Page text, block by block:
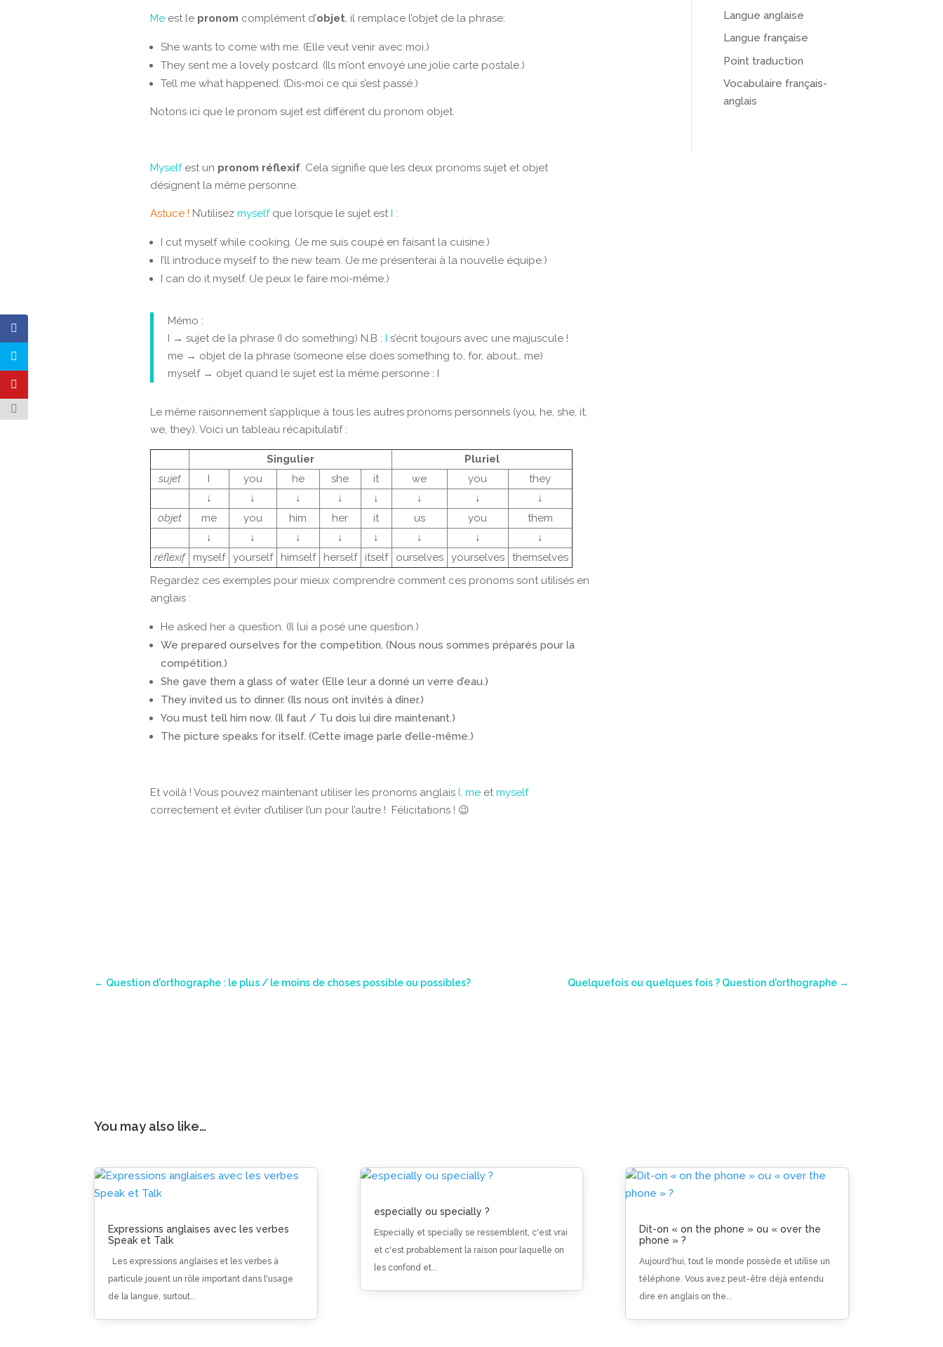
Meest le pronom complément d’objet, il remplace l’objet de la phrase:
She wants to come with me. (Elle veut venir avec moi.)
They sent me a lovely postcard. (Ils m’ont envoyé une jolie carte postale.)
Tell me what happened. (Dis-moi ce qui s’est passé.)
Notons ici que le pronom sujet est différent du pronom objet.
Myselfest un pronom réflexif. Cela signifie que les deux pronoms sujet et objet
désignent la même personne.
Astuce ! N’utilisez myselfque lorsque le sujet est I :
I cut myself while cooking. (Je me suis coupé en faisant la cuisine.)
I’ll introduce myself to the new team. (Je me présenterai à la nouvelle équipe.)
I can do it myself. (Je peux le faire moi-même.)
Mémo :
I → sujet de la phrase (I do something) N.B : I s’écrit toujours avec une majuscule !
me → objet de la phrase (someone else does something to, for, about… me)
myself → objet quand le sujet est la même personne : I
Le même raisonnement s’applique à tous les autres pronoms personnels (you, he, she, it,
we, they). Voici un tableau récapitulatif :
Singulier
Pluriel
sujet
I you he she it we you
they
↓
↓ ↓ ↓ ↓ ↓ ↓
↓
objet
me you him her it us you
them
↓
↓ ↓ ↓ ↓ ↓ ↓
↓
réflexif myself yourself himself herself itself ourselves yourselves
themselves
Regardez ces exemples pour mieux comprendre comment ces pronoms sont utilisés en
anglais :
He asked her a question. (Il lui a posé une question.)
We prepared ourselves for the competition. (Nous nous sommes préparés pour la
compétition.)
She gave them a glass of water. (Elle leur a donné un verre d’eau.)
They invited us to dinner. (Ils nous ont invités à dîner.)
You must tell him now. (Il faut / Tu dois lui dire maintenant.)
The picture speaks for itself. (Cette image parle d’elle-même.)
Et voilà ! Vous pouvez maintenant utiliser les pronoms anglaisI, meet myself
correctement et éviter d’utiliser l’un pour l’autre ! Félicitations ! 😉
Langue anglaise
Langue française
Point traduction
Vocabulaire français-
anglais
← Question d'orthographe : le plus / le moins de choses possible ou possibles? Quelquefois ou quelques fois ? Question d'orthographe→
You may also like…
Expressions anglaises avec les verbes
Speak et Talk
Les expressions anglaises et les verbes à
particule jouent un rôle important dans l'usage
de la langue, surtout...
especially ou specially ?
Especially et specially se ressemblent, c'est vrai
et c'est probablement la raison pour laquelle on
les confond et...
Dit-on « on the phone » ou « over the
phone » ?
Aujourd'hui, tout le monde possède et utilise un
téléphone. Vous avez peut-être déjà entendu
dire en anglais on the...